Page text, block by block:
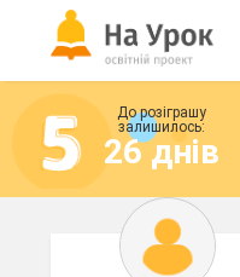
До розіграшу
залишилось:
26 днів